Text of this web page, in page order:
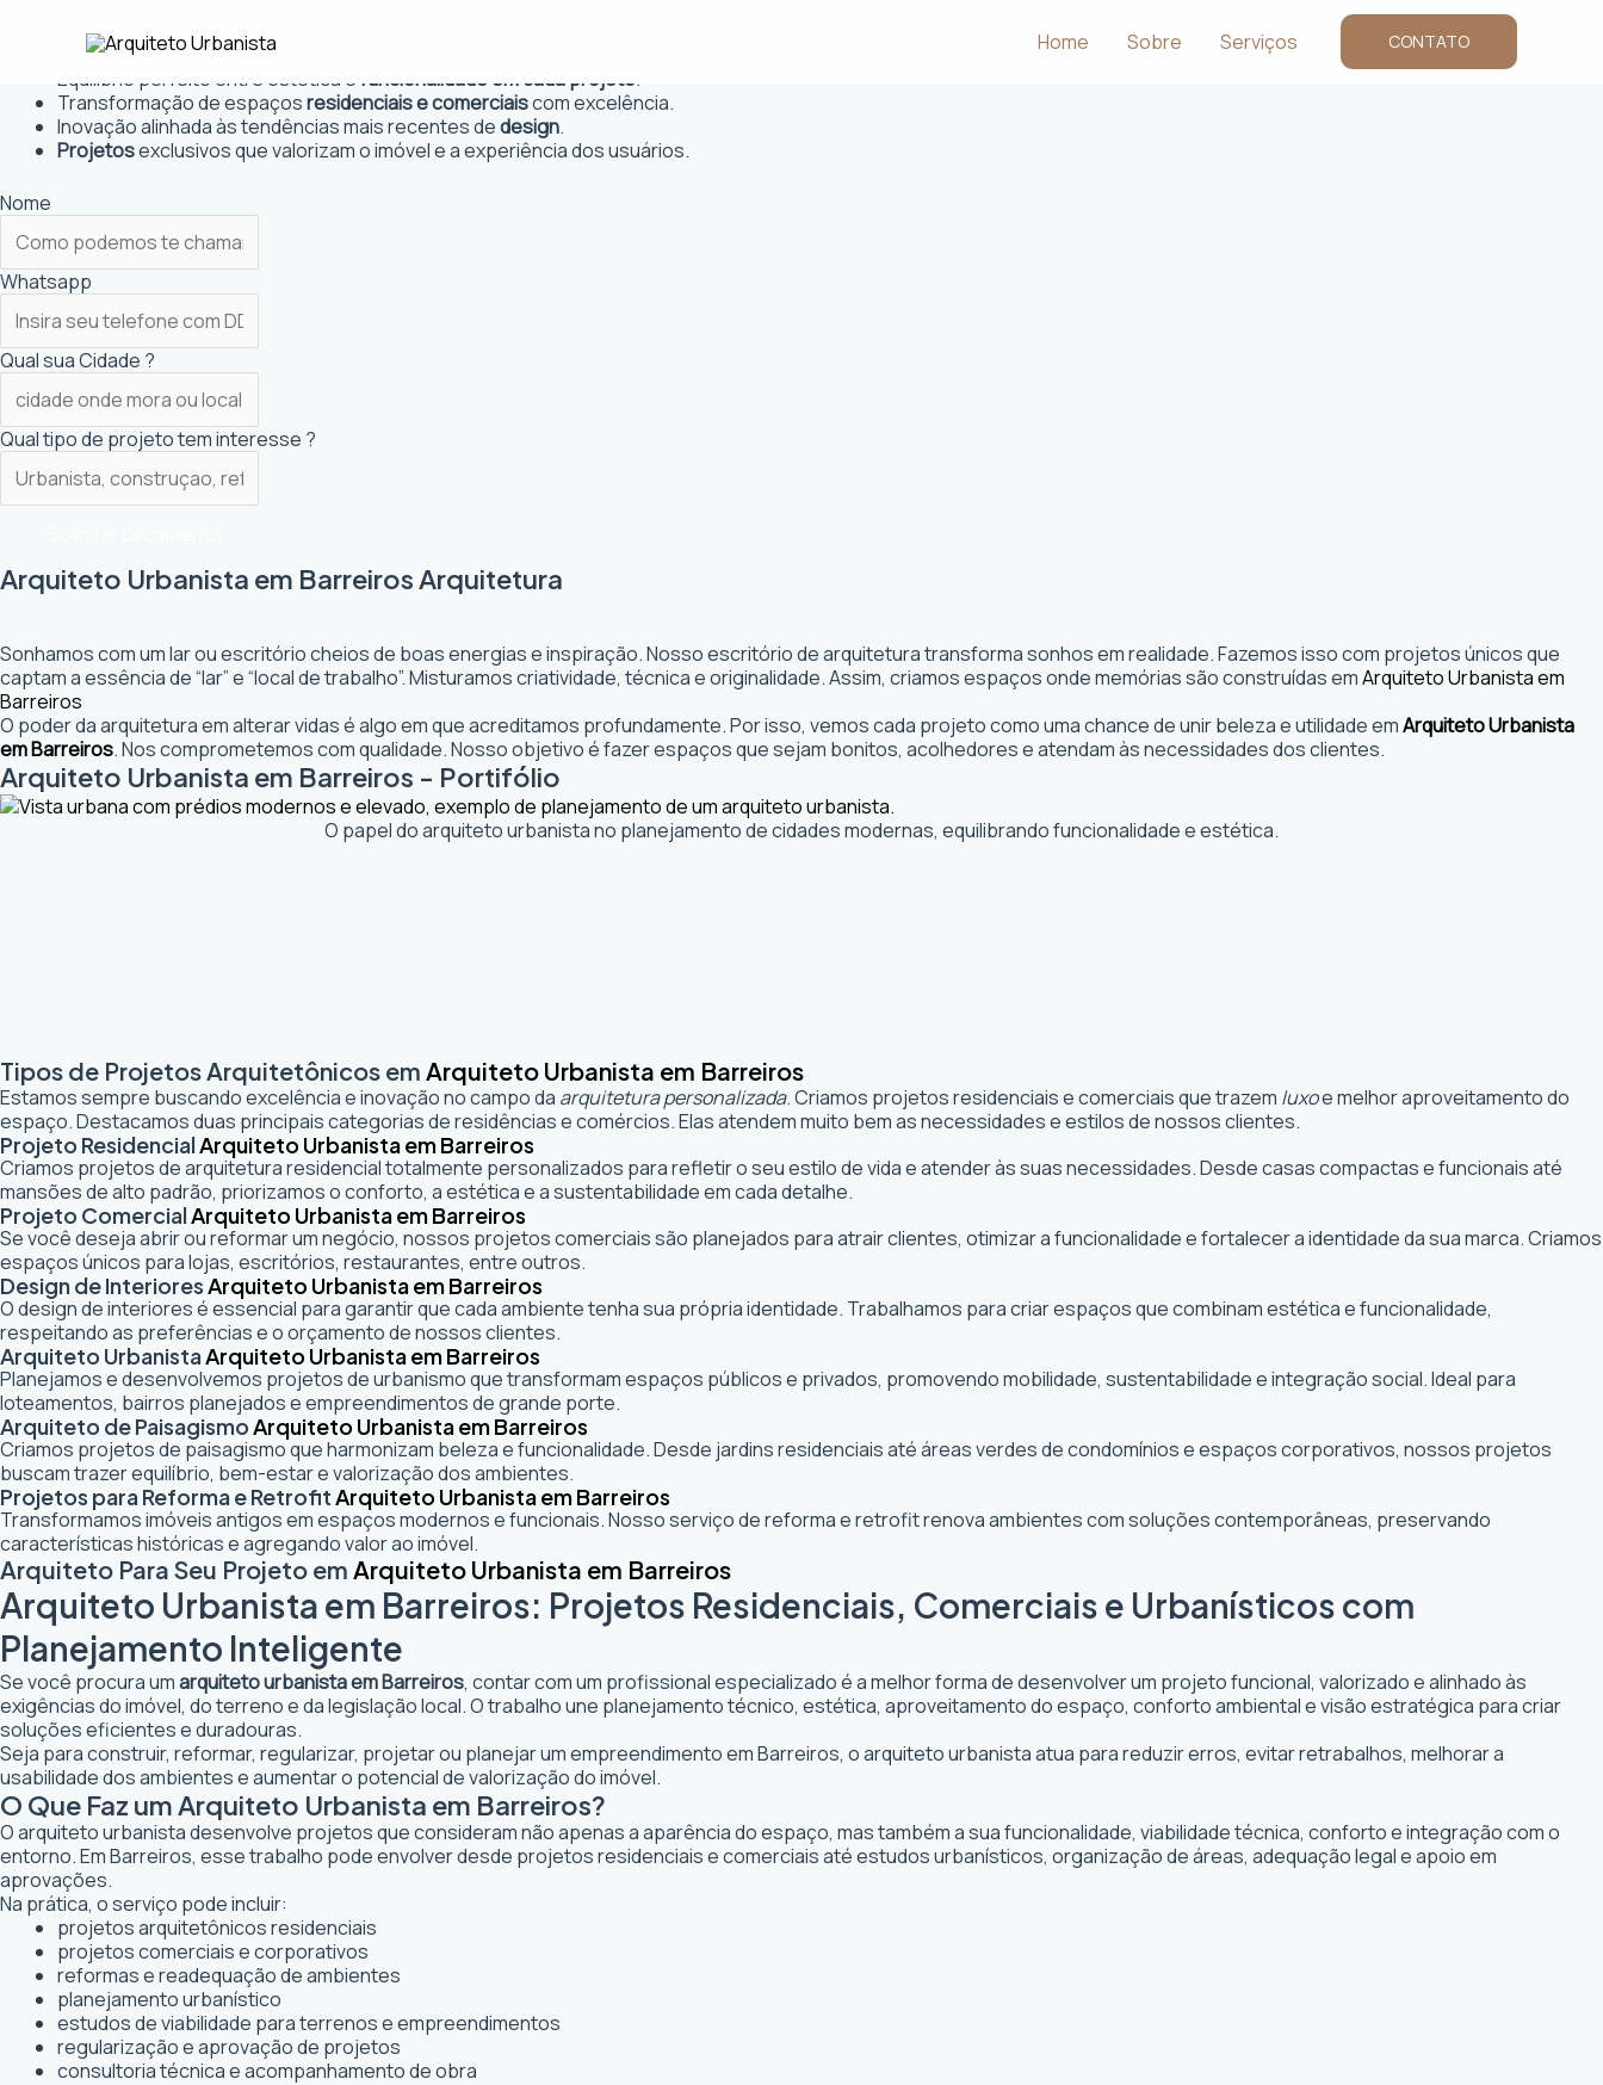
conteúdo
Home Sobre Serviços CONTATO
Projetos personalizados
Equilíbrio perfeito entre estética e funcionalidade em cada projeto.
Transformação de espaçosresidenciais e comerciaiscom excelência.
Inovação alinhada às tendências mais recentes dedesign.
Projetosexclusivos que valorizam o imóvel e a experiência dos usuários.
Nome
Whatsapp
Qual sua Cidade ?
Qual tipo de projeto tem interesse ?
Arquiteto Urbanista em Barreiros Arquitetura
Sonhamos com um lar ou escritório cheios de boas energias e inspiração. Nosso escritório de arquitetura transforma sonhos em realidade. Fazemos isso com projetos únicos que
captam a essência de “lar” e “local de trabalho”. Misturamos criatividade, técnica e originalidade. Assim, criamos espaços onde memórias são construídas emArquiteto Urbanista em
Barreiros
O poder da arquitetura em alterar vidas é algo em que acreditamos profundamente. Por isso, vemos cada projeto como uma chance de unir beleza e utilidade emArquiteto Urbanista
em Barreiros. Nos comprometemos com qualidade. Nosso objetivo é fazer espaços que sejam bonitos, acolhedores e atendam às necessidades dos clientes.
Arquiteto Urbanista em Barreiros - Portifólio
O papel do arquiteto urbanista no planejamento de cidades modernas, equilibrando funcionalidade e estética.
Tipos de Projetos Arquitetônicos em Arquiteto Urbanista em Barreiros
Estamos sempre buscando excelência e inovação no campo da arquitetura personalizada. Criamos projetos residenciais e comerciais que trazem luxoe melhor aproveitamento do
espaço. Destacamos duas principais categorias de residências e comércios. Elas atendem muito bem as necessidades e estilos de nossos clientes.
Projeto ResidencialArquiteto Urbanista em Barreiros
Criamos projetos de arquitetura residencial totalmente personalizados para refletir o seu estilo de vida e atender às suas necessidades. Desde casas compactas e funcionais até
mansões de alto padrão, priorizamos o conforto, a estética e a sustentabilidade em cada detalhe.
Projeto ComercialArquiteto Urbanista em Barreiros
Se você deseja abrir ou reformar um negócio, nossos projetos comerciais são planejados para atrair clientes, otimizar a funcionalidade e fortalecer a identidade da sua marca. Criamos
espaços únicos para lojas, escritórios, restaurantes, entre outros.
Design de InterioresArquiteto Urbanista em Barreiros
O design de interiores é essencial para garantir que cada ambiente tenha sua própria identidade. Trabalhamos para criar espaços que combinam estética e funcionalidade,
respeitando as preferências e o orçamento de nossos clientes.
Arquiteto UrbanistaArquiteto Urbanista em Barreiros
Planejamos e desenvolvemos projetos de urbanismo que transformam espaços públicos e privados, promovendo mobilidade, sustentabilidade e integração social. Ideal para
loteamentos, bairros planejados e empreendimentos de grande porte.
Arquiteto de PaisagismoArquiteto Urbanista em Barreiros
Criamos projetos de paisagismo que harmonizam beleza e funcionalidade. Desde jardins residenciais até áreas verdes de condomínios e espaços corporativos, nossos projetos
buscam trazer equilíbrio, bem-estar e valorização dos ambientes.
Projetos para Reforma e RetrofitArquiteto Urbanista em Barreiros
Transformamos imóveis antigos em espaços modernos e funcionais. Nosso serviço de reforma e retrofit renova ambientes com soluções contemporâneas, preservando
características históricas e agregando valor ao imóvel.
Arquiteto Para Seu Projeto em Arquiteto Urbanista em Barreiros
Arquiteto Urbanista em Barreiros: Projetos Residenciais, Comerciais e Urbanísticos com
Planejamento Inteligente
Se você procura umarquiteto urbanista em Barreiros, contar com um profissional especializado é a melhor forma de desenvolver um projeto funcional, valorizado e alinhado às
exigências do imóvel, do terreno e da legislação local. O trabalho une planejamento técnico, estética, aproveitamento do espaço, conforto ambiental e visão estratégica para criar
soluções eficientes e duradouras.
Seja para construir, reformar, regularizar, projetar ou planejar um empreendimento em Barreiros, o arquiteto urbanista atua para reduzir erros, evitar retrabalhos, melhorar a
usabilidade dos ambientes e aumentar o potencial de valorização do imóvel.
O Que Faz um Arquiteto Urbanista em Barreiros?
O arquiteto urbanista desenvolve projetos que consideram não apenas a aparência do espaço, mas também a sua funcionalidade, viabilidade técnica, conforto e integração com o
entorno. Em Barreiros, esse trabalho pode envolver desde projetos residenciais e comerciais até estudos urbanísticos, organização de áreas, adequação legal e apoio em
aprovações.
Na prática, o serviço pode incluir:
projetos arquitetônicos residenciais
projetos comerciais e corporativos
reformas e readequação de ambientes
planejamento urbanístico
estudos de viabilidade para terrenos e empreendimentos
regularização e aprovação de projetos
consultoria técnica e acompanhamento de obra